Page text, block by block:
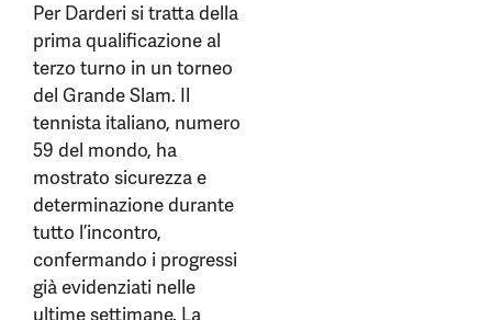
Per Darderi si tratta della
prima qualificazione al
terzo turno in un torneo
del Grande Slam. Il
tennista italiano, numero
59 del mondo, ha
mostrato sicurezza e
determinazione durante
tutto l’incontro,
confermando i progressi
già evidenziati nelle
ultime settimane. La